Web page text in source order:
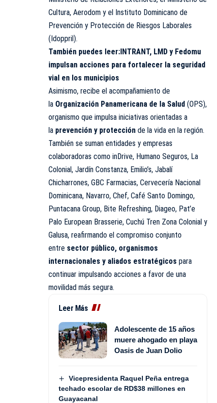
Cultura, Aerodom y el Instituto Dominicano de
Prevención y Protección de Riesgos Laborales
(Idoppril).
También puedes leer:INTRANT, LMD y Fedomu
impulsan acciones para fortalecer la seguridad
vial en los municipios
Asimismo, recibe el acompañamiento de
la Organización Panamericana de la Salud (OPS),
organismo que impulsa iniciativas orientadas a
la prevención y protección de la vida en la región.
También se suman entidades y empresas
colaboradoras como inDrive, Humano Seguros, La
Colonial, Jardín Constanza, Emilio’s, Jabalí
Chicharrones, GBC Farmacias, Cervecería Nacional
Dominicana, Navarro, Chef, Café Santo Domingo,
Puntacana Group, Bite Refreshing, Diageo, Pat’e
Palo European Brasserie, Cuchú Tren Zona Colonial y
Galusa, reafirmando el compromiso conjunto
entre sector público, organismos
internacionales y aliados estratégicos para
continuar impulsando acciones a favor de una
movilidad más segura.
Leer Más
Adolescente de 15 años
muere ahogado en playa
Oasis de Juan Dolio
Vicepresidenta Raquel Peña entrega
techado escolar de RD$38 millones en
Guayacanal